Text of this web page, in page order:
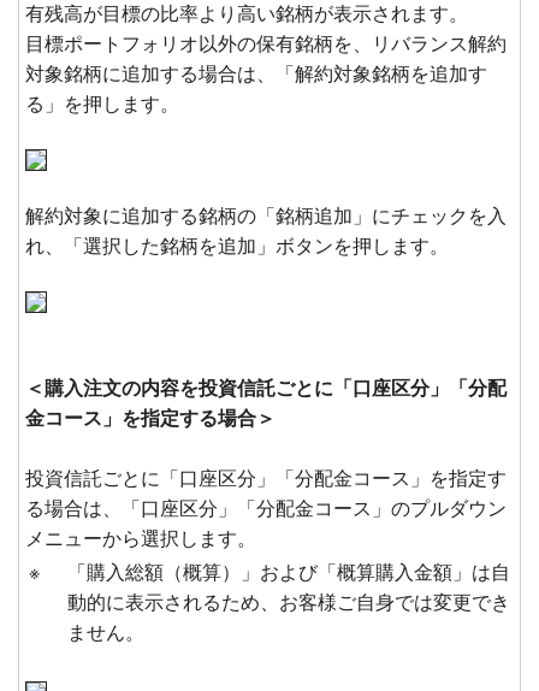
有残高が目標の比率より高い銘柄が表示されます。
目標ポートフォリオ以外の保有銘柄を、リバランス解約
対象銘柄に追加する場合は、「解約対象銘柄を追加す
る」を押します。
解約対象に追加する銘柄の「銘柄追加」にチェックを入
れ、「選択した銘柄を追加」ボタンを押します。
＜購入注文の内容を投資信託ごとに「口座区分」「分配
金コース」を指定する場合＞
投資信託ごとに「口座区分」「分配金コース」を指定す
る場合は、「口座区分」「分配金コース」のプルダウン
メニューから選択します。
※
「購入総額（概算）」および「概算購入金額」は自
動的に表示されるため、お客様ご自身では変更でき
ません。